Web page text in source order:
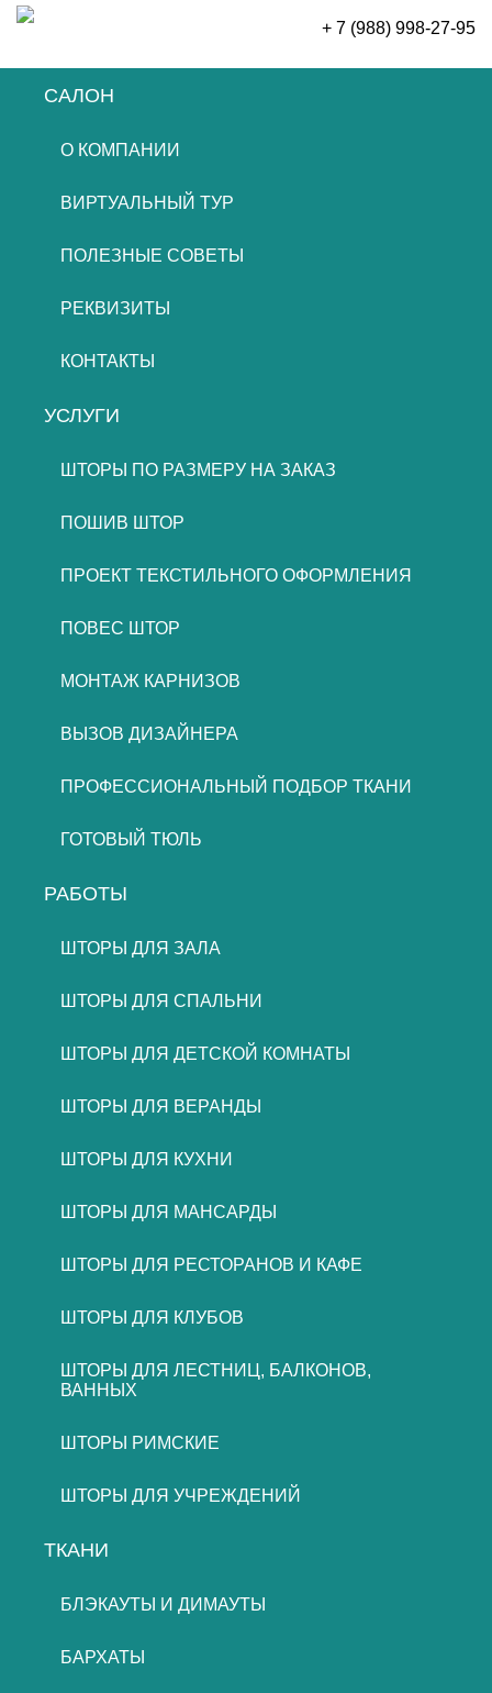
+ 7 (988) 998-27-95
САЛОН
О КОМПАНИИ
ВИРТУАЛЬНЫЙ ТУР
ПОЛЕЗНЫЕ СОВЕТЫ
РЕКВИЗИТЫ
КОНТАКТЫ
УСЛУГИ
ШТОРЫ ПО РАЗМЕРУ НА ЗАКАЗ
ПОШИВ ШТОР
ПРОЕКТ ТЕКСТИЛЬНОГО ОФОРМЛЕНИЯ
ПОВЕС ШТОР
МОНТАЖ КАРНИЗОВ
ВЫЗОВ ДИЗАЙНЕРА
ПРОФЕССИОНАЛЬНЫЙ ПОДБОР ТКАНИ
ГОТОВЫЙ ТЮЛЬ
РАБОТЫ
ШТОРЫ ДЛЯ ЗАЛА
ШТОРЫ ДЛЯ СПАЛЬНИ
ШТОРЫ ДЛЯ ДЕТСКОЙ КОМНАТЫ
ШТОРЫ ДЛЯ ВЕРАНДЫ
ШТОРЫ ДЛЯ КУХНИ
ШТОРЫ ДЛЯ МАНСАРДЫ
ШТОРЫ ДЛЯ РЕСТОРАНОВ И КАФЕ
ШТОРЫ ДЛЯ КЛУБОВ
ШТОРЫ ДЛЯ ЛЕСТНИЦ, БАЛКОНОВ,
ВАННЫХ
ШТОРЫ РИМСКИЕ
ШТОРЫ ДЛЯ УЧРЕЖДЕНИЙ
ТКАНИ
БЛЭКАУТЫ И ДИМАУТЫ
БАРХАТЫ